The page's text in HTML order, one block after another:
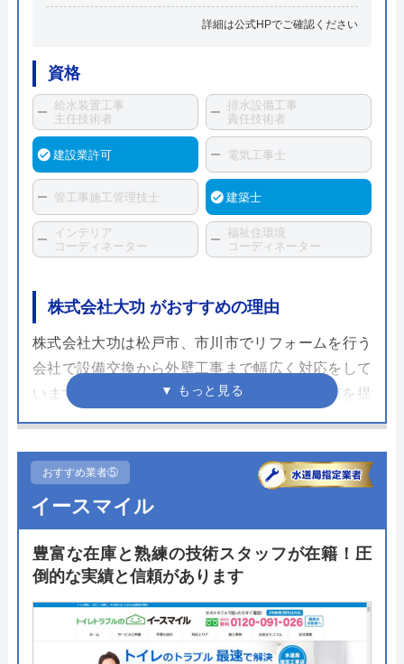
詳細は公式HPでご確認ください
資格
給水装置工事
主任技術者
排水設備工事
責任技術者
建設業許可 電気工事士
管工事施工管理技士 建築士
インテリア
コーディネーター
福祉住環境
コーディネーター
株式会社大功 がおすすめの理由
株式会社大功は松戸市、市川市でリフォームを行う
会社で設備交換から外壁工事まで幅広く対応をして
います。安心して任せられるように3つの約束を提
示。しっかりとした現地調査で正確な見積もりを行
用や工期など不明点がなくなるまで丁寧に説明して
くれるのが嬉しいです。
さらにタンクレストイレへのリフォームを考えてい
る人に嬉しい水圧検査を調査の際に無料で実施して
積もりを行う際にはぜひ依頼したいリフォーム会社
のひとつです。
おすすめ業者⑤
イースマイル
豊富な在庫と熟練の技術スタッフが在籍！圧
倒的な実績と信頼があります